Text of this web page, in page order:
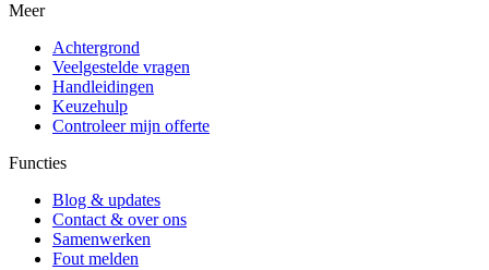
Meer
Achtergrond
Veelgestelde vragen
Handleidingen
Keuzehulp
Controleer mijn offerte
Functies
Blog & updates
Contact & over ons
Samenwerken
Fout melden